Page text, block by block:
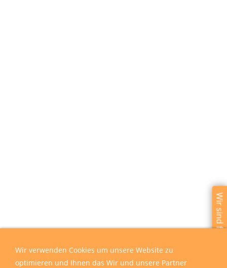
Wir sind für Sie da
Wir verwenden Cookies um unsere Website zu
optimieren und Ihnen das Wir und unsere Partner